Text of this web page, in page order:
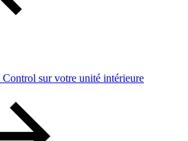
sur votre unité intérieure